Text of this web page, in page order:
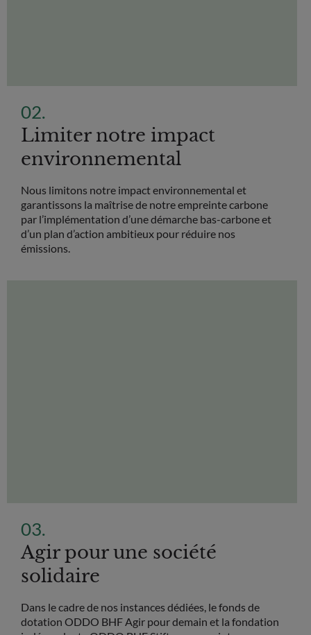
Limiter notre impact
environnemental
Nous limitons notre impact environnemental et
garantissons la maîtrise de notre empreinte carbone
par l’implémentation d’une démarche bas-carbone et
d’un plan d’action ambitieux pour réduire nos
émissions.
Agir pour une société
solidaire
Dans le cadre de nos instances dédiées, le fonds de
dotation ODDO BHF Agir pour demain et la fondation